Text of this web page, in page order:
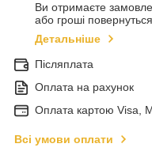
Ви отримаєте
або гроші
Детальніше
Післяплата
Оплата на рахунок
Оплата картою Visa,
Всі умови оплати